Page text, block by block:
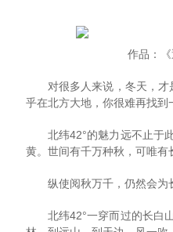
作品：
对很多人来说，冬天，
乎在北方大地，你很难再找到
北纬42°的魅力远不止于
黄。世间有千万种秋，可唯有
纵使阅秋万千，仍然会为
北纬42°一穿而过的长白